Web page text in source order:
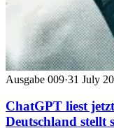
Ausgabe 009·31 July
ChatGPT liest
Deutschland